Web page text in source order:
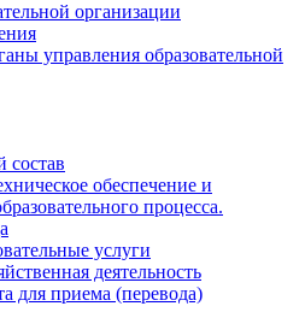
организации
управления образовательной
состав
обеспечение и
процесса.
услуги
деятельность
для приема (перевода)